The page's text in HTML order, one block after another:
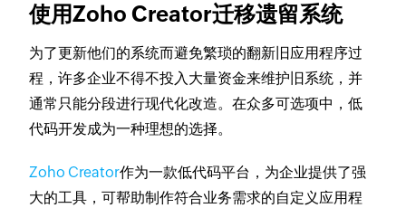
使用Zoho Creator迁移遗留系统
为了更新他们的系统而避免繁琐的翻新旧应用程序过
程，许多企业不得不投入大量资金来维护旧系统，并
通常只能分段进行现代化改造。在众多可选项中，低
代码开发成为一种理想的选择。
Zoho Creator作为一款低代码平台，为企业提供了强
大的工具，可帮助制作符合业务需求的自定义应用程